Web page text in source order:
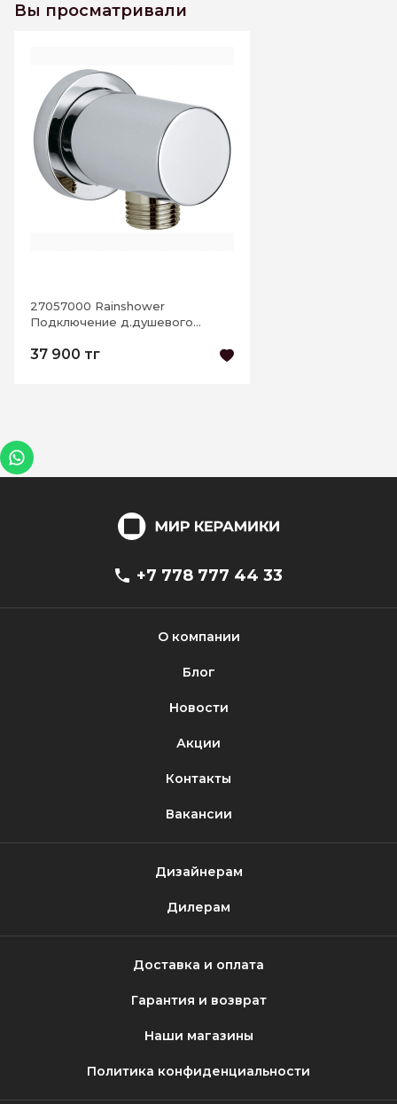
Вы просматривали
27057000 Rainshower
Подключение д.душевого
37 900 тг
+7 778 777 44 33
О компании
Блог
Новости
Акции
Контакты
Вакансии
Дизайнерам
Дилерам
Доставка и оплата
Гарантия и возврат
Наши магазины
Политика конфиденциальности